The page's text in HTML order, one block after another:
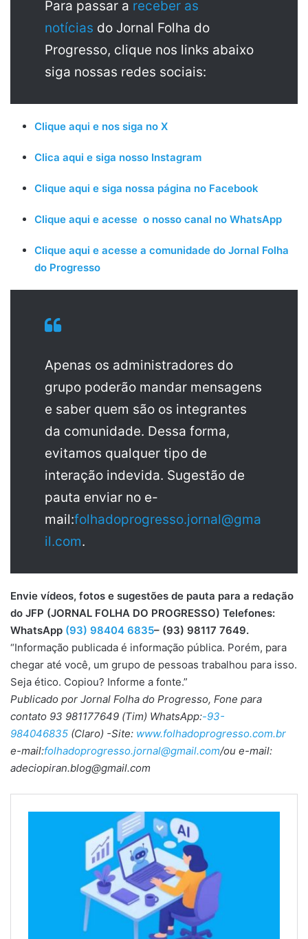
Para passar a receber as
notícias do Jornal Folha do
Progresso, clique nos links abaixo
siga nossas redes sociais:
Clique aqui e nos siga no X
Clica aqui e siga nosso Instagram
Clique aqui e siga nossa página no Facebook
Clique aqui e acesse o nosso canal no WhatsApp
Clique aqui e acesse a comunidade do Jornal Folha
do Progresso
Apenas os administradores do
grupo poderão mandar mensagens
e saber quem são os integrantes
da comunidade. Dessa forma,
evitamos qualquer tipo de
interação indevida. Sugestão de
pauta enviar no e-
mail:folhadoprogresso.jornal@gma
il.com.
Envie vídeos, fotos e sugestões de pauta para a redação
do JFP (JORNAL FOLHA DO PROGRESSO) Telefones:
WhatsApp (93) 98404 6835– (93) 98117 7649.
“Informação publicada é informação pública. Porém, para
chegar até você, um grupo de pessoas trabalhou para isso.
Seja ético. Copiou? Informe a fonte.”
Publicado por Jornal Folha do Progresso, Fone para
contato 93 981177649 (Tim) WhatsApp:-93-
984046835 (Claro) -Site: www.folhadoprogresso.com.br
e-mail:folhadoprogresso.jornal@gmail.com/ou e-mail:
adeciopiran.blog@gmail.com